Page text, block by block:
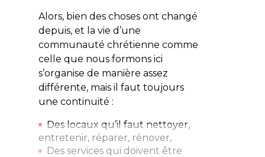
Alors, bien des choses ont changé
depuis, et la vie d’une
communauté chrétienne comme
celle que nous formons ici
s’organise de manière assez
différente, mais il faut toujours
une continuité :
Des locaux qu’il faut nettoyer,
entretenir, réparer, rénover,
Des services qui doivent être